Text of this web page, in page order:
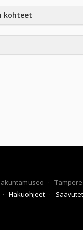
kohteet
·
· Hakuohjeet ·